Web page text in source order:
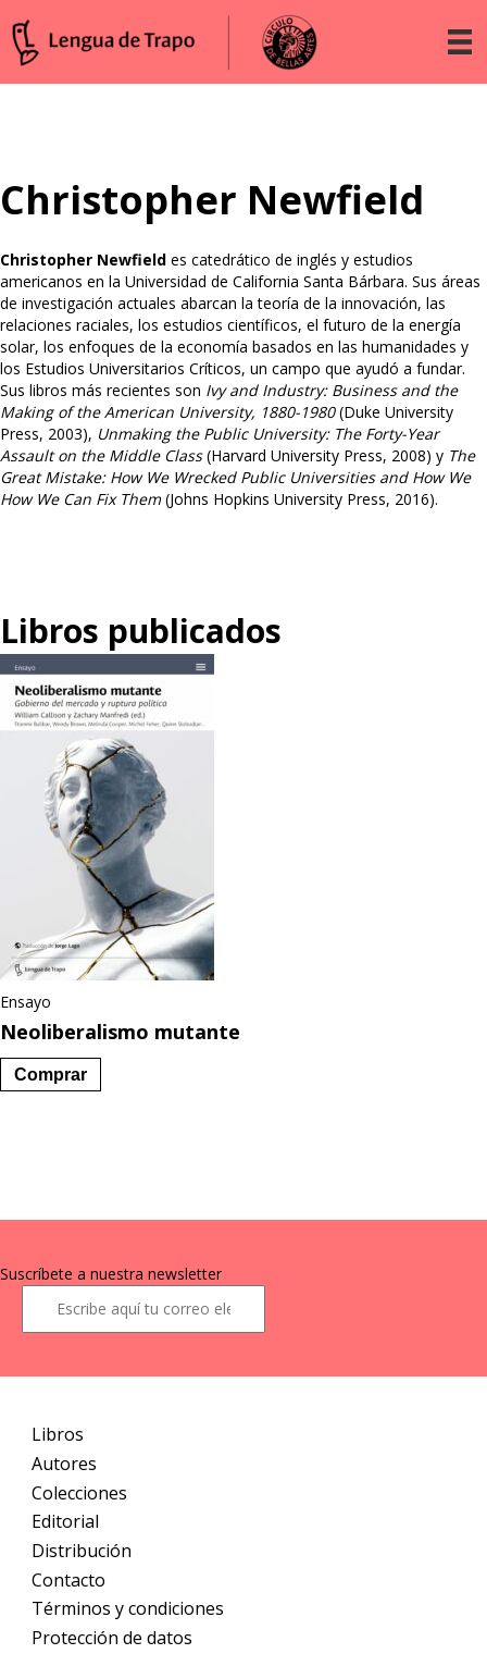
Christopher Newfield
Christopher Newfield es catedrático de inglés y estudios
americanos en la Universidad de California Santa Bárbara. Sus áreas
de investigación actuales abarcan la teoría de la innovación, las
relaciones raciales, los estudios científicos, el futuro de la energía
solar, los enfoques de la economía basados en las humanidades y
los Estudios Universitarios Críticos, un campo que ayudó a fundar.
Sus libros más recientes son Ivy and Industry: Business and the
Making of the American University, 1880-1980(Duke University
Press, 2003), Unmaking the Public University: The Forty-Year
Assault on the Middle Class(Harvard University Press, 2008) y The
Great Mistake: How We Wrecked Public Universities and How We
How We Can Fix Them(Johns Hopkins University Press, 2016).
Libros publicados
Ensayo
Neoliberalismo mutante
Comprar
Suscríbete a nuestra newsletter
Libros
Autores
Colecciones
Editorial
Distribución
Contacto
Términos y condiciones
Protección de datos